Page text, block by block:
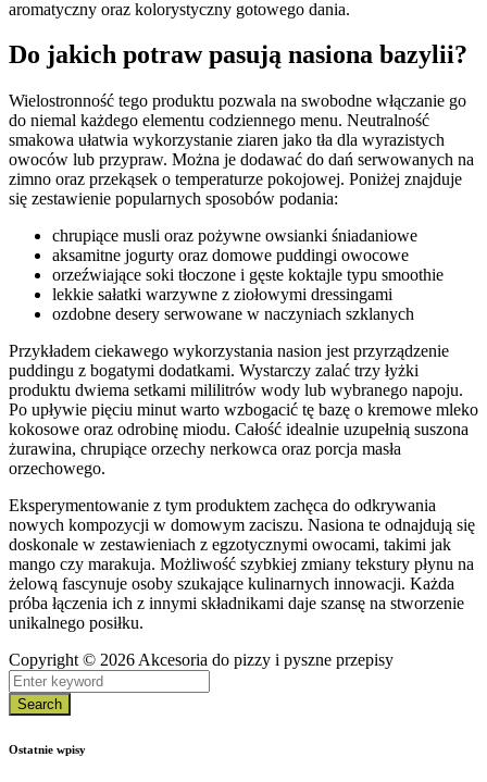
aromatyczny oraz kolorystyczny gotowego dania.
Do jakich potraw pasują nasiona bazylii?
Wielostronność tego produktu pozwala na swobodne włączanie go
do niemal każdego elementu codziennego menu. Neutralność
smakowa ułatwia wykorzystanie ziaren jako tła dla wyrazistych
owoców lub przypraw. Można je dodawać do dań serwowanych na
zimno oraz przekąsek o temperaturze pokojowej. Poniżej znajduje
się zestawienie popularnych sposobów podania:
chrupiące musli oraz pożywne owsianki śniadaniowe
aksamitne jogurty oraz domowe puddingi owocowe
orzeźwiające soki tłoczone i gęste koktajle typu smoothie
lekkie sałatki warzywne z ziołowymi dressingami
ozdobne desery serwowane w naczyniach szklanych
Przykładem ciekawego wykorzystania nasion jest przyrządzenie
puddingu z bogatymi dodatkami. Wystarczy zalać trzy łyżki
produktu dwiema setkami mililitrów wody lub wybranego napoju.
Po upływie pięciu minut warto wzbogacić tę bazę o kremowe mleko
kokosowe oraz odrobinę miodu. Całość idealnie uzupełnią suszona
żurawina, chrupiące orzechy nerkowca oraz porcja masła
orzechowego.
Eksperymentowanie z tym produktem zachęca do odkrywania
nowych kompozycji w domowym zaciszu. Nasiona te odnajdują się
doskonale w zestawieniach z egzotycznymi owocami, takimi jak
mango czy marakuja. Możliwość szybkiej zmiany tekstury płynu na
żelową fascynuje osoby szukające kulinarnych innowacji. Każda
próba łączenia ich z innymi składnikami daje szansę na stworzenie
unikalnego posiłku.
Copyright © 2026 Akcesoria do pizzy i pyszne przepisy
Search
Ostatnie wpisy